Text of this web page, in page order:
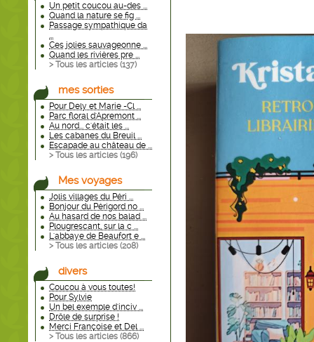
Un petit coucou au-des ...
Quand la nature se fig ...
Passage sympathique da
...
Ces jolies sauvageonne ...
Quand les rivières pre ...
> Tous les articles (137)
mes sorties
Pour Dely et Marie -Cl ...
Parc floral d'Apremont ...
Au nord... c'était les ...
Les cabanes du Breuil ...
Escapade au château de ...
> Tous les articles (196)
Mes voyages
Jolis villages du Péri ...
Bonjour du Périgord no ...
Au hasard de nos balad ...
Plougrescant, sur la c ...
L'abbaye de Beaufort e ...
> Tous les articles (208)
divers
Coucou à vous toutes!
Pour Sylvie
Un bel exemple d'inciv ...
Drôle de surprise !
Merci Françoise et Del ...
> Tous les articles (866)